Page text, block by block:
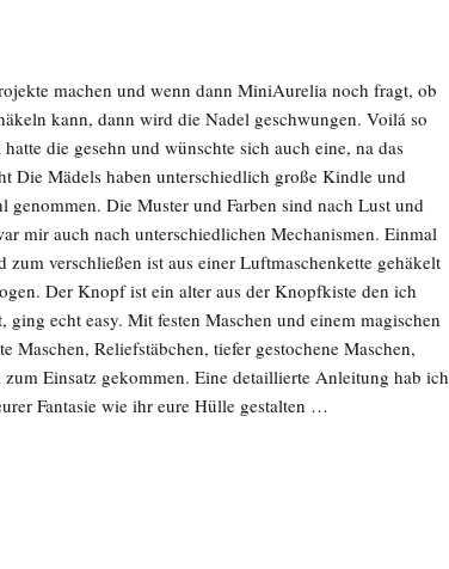
machen und wenn dann MiniAurelia noch fragt, ob
kann, dann wird die Nadel geschwungen. Voilá so
die gesehn und wünschte sich auch eine, na das
Die Mädels haben unterschiedlich große Kindle und
genommen. Die Muster und Farben sind nach Lust und
mir auch nach unterschiedlichen Mechanismen. Einmal
verschließen ist aus einer Luftmaschenkette gehäkelt
Der Knopf ist ein alter aus der Knopfkiste den ich
echt easy. Mit festen Maschen und einem magischen
Maschen, Reliefstäbchen, tiefer gestochene Maschen,
Einsatz gekommen. Eine detaillierte Anleitung hab ich
Fantasie wie ihr eure Hülle gestalten …